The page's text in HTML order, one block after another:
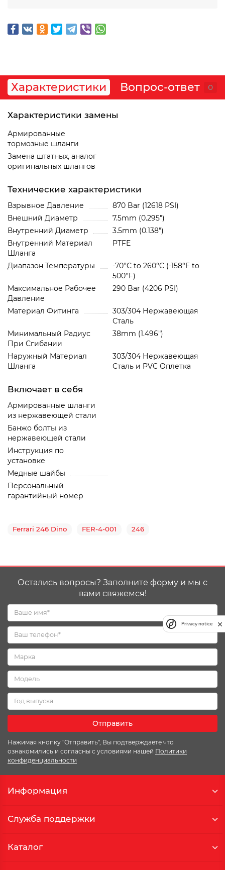
Характеристики Вопрос-ответ 0
Характеристики замены
Армированные
тормозные шланги
Замена штатных, аналог
оригинальных шлангов
Технические характеристики
Взрывное Давление
870 Bar (12618 PSI)
Внешний Диаметр
7.5mm (0.295")
Внутренний Диаметр
3.5mm (0.138")
Внутренний Материал
Шланга
PTFE
Диапазон Температуры
-70°C to 260°C (-158°F to
500°F)
Максимальное Рабочее
Давление
290 Bar (4206 PSI)
Материал Фитинга
303/304 Нержавеющая
Сталь
Минимальный Радиус
При Сгибании
38mm (1.496")
Наружный Материал
Шланга
303/304 Нержавеющая
Сталь и PVC Oплетка
Включает в себя
Армированные шланги
из нержавеющей стали
Банжо болты из
нержавеющей стали
Инструкция по
установке
Медные шайбы
Персональный
гарантийный номер
Ferrari 246 Dino FER-4-001 246
Остались вопросы? Заполните форму и мы с
вами свяжемся!
Отправить
Нажимая кнопку "Отправить", Вы подтверждаете что
ознакомились и согласны с условиями нашей Политики
конфиденциальности
Информация
Служба поддержки
Каталог
Privacy notice